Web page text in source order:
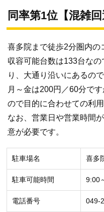
同率第1位【混雑
喜多院まで徒歩2分圏内の
収容可能台数は133台な
り、大通り沿いにあるの
月～金は200円／60分で
ので目的に合わせての利
なお、営業日や営業時間
意が必要です。
駐車場名 喜多
駐車可能時間 9:00
電話番号 049-